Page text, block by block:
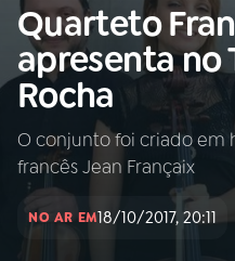
Buscar
na
Rádio
MEC
Início
INÍCIO
Quarteto
apresenta no
Rocha
O conjunto foi criado em
francês Jean Françaix
NO AR EM18/10/2017, 20:11